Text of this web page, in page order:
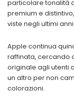
particolare tonalità
premium e
viste negli ultimi anni.
Apple continua
raffinata, cercando
originale agli utenti
un altro per non
colorazioni.